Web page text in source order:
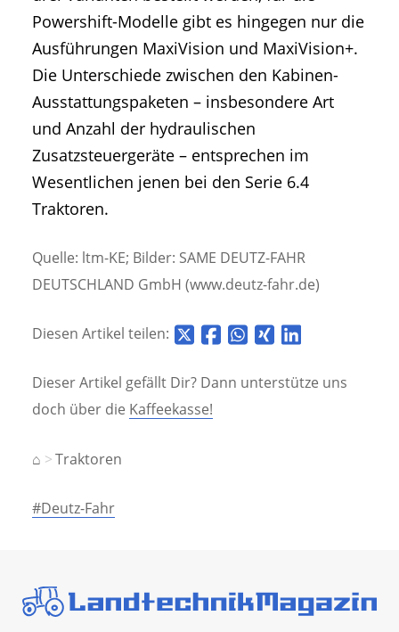
Powershift-Modelle gibt es hingegen nur die
Ausführungen MaxiVision und MaxiVision+.
Die Unterschiede zwischen den Kabinen-
Ausstattungspaketen – insbesondere Art
und Anzahl der hydraulischen
Zusatzsteuergeräte – entsprechen im
Wesentlichen jenen bei den Serie 6.4
Traktoren.
Quelle: ltm-KE; Bilder: SAME DEUTZ-FAHR
DEUTSCHLAND GmbH (www.deutz-fahr.de)
Diesen Artikel teilen:
Dieser Artikel gefällt Dir? Dann unterstütze uns
doch über die Kaffeekasse!
⌂ Traktoren
#Deutz-Fahr